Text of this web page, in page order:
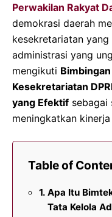
Perwakilan Rakyat
demokrasi daerah
kesekretariatan
administrasi yang
mengikuti
Kesekretariatan
yang Efektif sebagai
meningkatkan
Table of
Apa Itu
Tata Kelola